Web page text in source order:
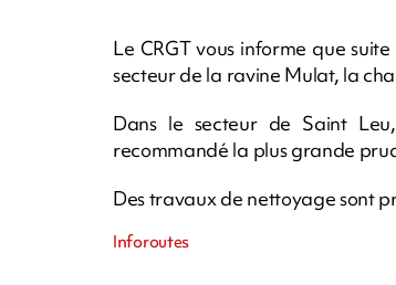
Le CRGT vous informe que
secteur de la ravine Mulat, la
Dans le secteur de Saint
recommandé la plus grande
Des travaux de nettoyage sont
Inforoutes